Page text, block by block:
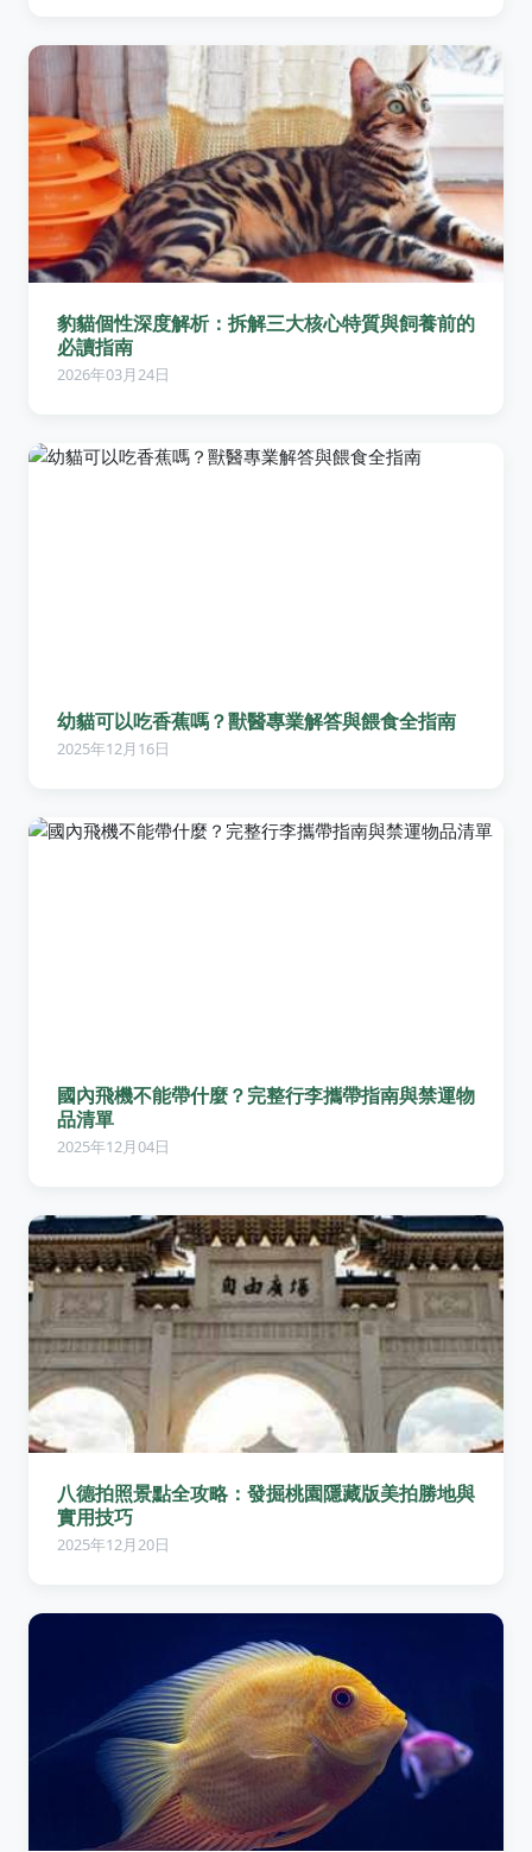
豹貓個性深度解析：拆解三大核心特質與飼養前的
必讀指南
2026年03月24日
幼貓可以吃香蕉嗎？獸醫專業解答與餵食全指南
2025年12月16日
國內飛機不能帶什麼？完整行李攜帶指南與禁運物
品清單
2025年12月04日
八德拍照景點全攻略：發掘桃園隱藏版美拍勝地與
實用技巧
2025年12月20日